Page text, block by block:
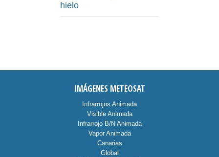
hielo
IMÁGENES METEOSAT
Infrarrojos Animada
Visible Animada
Infrarrojo B/N Animada
Vapor Animada
Canarias
Global